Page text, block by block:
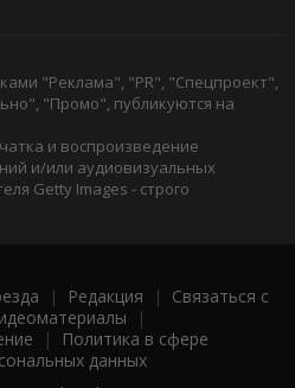
"Реклама", "PR", "Спецпроект",
"Промо", публикуются на
и воспроизведение
и/или аудиовизуальных
Getty Images - строго
| Редакция | Связаться с
|
|
Политика в сфере
данных